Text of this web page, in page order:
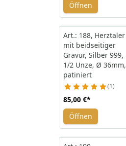
Öffnen
Art.: 188, Herztaler
mit beidseitiger
Gravur, Silber 999,
1/2 Unze, Ø 36mm,
patiniert
1
85,00 €*
Öffnen